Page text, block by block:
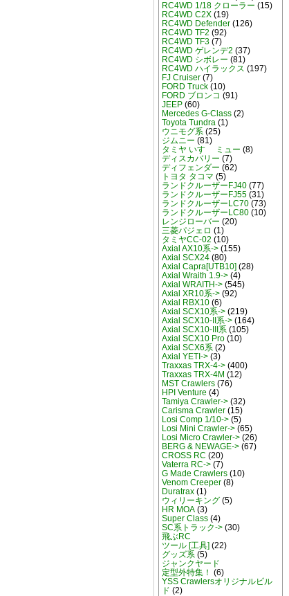
RC4WD 1/18 クローラー (15)
RC4WD C2X(19)
RC4WD Defender(126)
RC4WD TF2 (92)
RC4WD TF3(7)
RC4WD ゲレンデ2 (37)
RC4WD シボレー (81)
RC4WD ハイラックス (197)
FJ Cruiser(7)
FORD Truck(10)
FORD ブロンコ (91)
JEEP(60)
Mercedes G-Class(2)
Toyota Tundra(1)
ウニモグ系(25)
ジムニー (81)
タミヤ いすゞ ミュー (8)
ディスカバリー (7)
ディフェンダー (62)
トヨタ タコマ (5)
ランドクルーザーFJ40(77)
ランドクルーザーFJ55(31)
ランドクルーザーLC70(73)
ランドクルーザーLC80(10)
レンジローバー (20)
三菱パジェロ (1)
タミヤCC-02 (10)
Axial AX10系->(155)
Axial SCX24(80)
Axial Capra[UTB10] (28)
Axial Wraith 1.9->(4)
Axial WRAITH->(545)
Axial XR10系->(92)
Axial RBX10(6)
Axial SCX10系->(219)
Axial SCX10-II系->(164)
Axial SCX10-III系(105)
Axial SCX10 Pro(10)
Axial SCX6系(2)
Axial YETI->(3)
Traxxas TRX-4->(400)
Traxxas TRX-4M (12)
MST Crawlers(76)
HPI Venture (4)
Tamiya Crawler->(32)
Carisma Crawler(15)
Losi Comp 1/10->(5)
Losi Mini Crawler->(65)
Losi Micro Crawler->(26)
BERG & NEWAGE->(67)
CROSS RC (20)
Vaterra RC->(7)
G Made Crawlers(10)
Venom Creeper(8)
Duratrax(1)
ウィリーキング(5)
HR MOA(3)
Super Class(4)
SC系トラック->(30)
飛ぶRC
ツール [工具] (22)
グッズ系(5)
ジャンクヤード
定型外特集！ (6)
YSS Crawlersオリジナルビル
ド (2)